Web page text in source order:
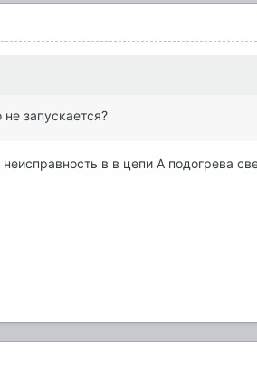
не запускается?
в в цепи А подогрева